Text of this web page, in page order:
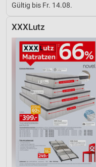
Gültig bis Fr. 14.08.
XXXLutz